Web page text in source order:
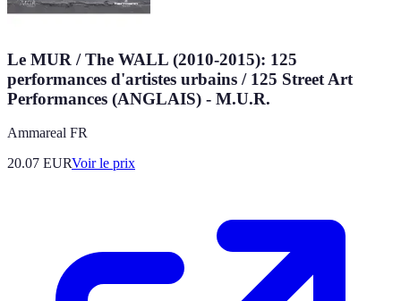
Le MUR / The WALL (2010-2015): 125
performances d'artistes urbains / 125 Street Art
Performances (ANGLAIS) - M.U.R.
Ammareal FR
20.07 EURVoir le prix